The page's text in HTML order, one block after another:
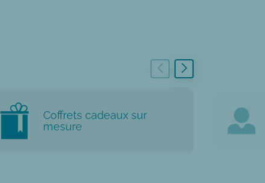
Coffrets cadeaux sur
mesure